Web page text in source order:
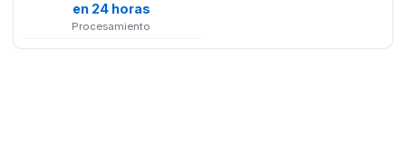
en 24 horas
Procesamiento